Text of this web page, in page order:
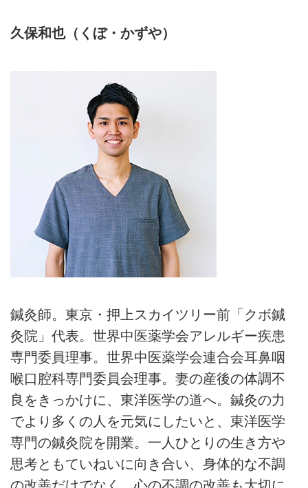
久保和也（くぼ・かずや）
鍼灸師。東京・押上スカイツリー前「クボ鍼
灸院」代表。世界中医薬学会アレルギー疾患
専門委員理事。世界中医薬学会連合会耳鼻咽
喉口腔科専門委員会理事。妻の産後の体調不
良をきっかけに、東洋医学の道へ。鍼灸の力
でより多くの人を元気にしたいと、東洋医学
専門の鍼灸院を開業。一人ひとりの生き方や
思考ともていねいに向き合い、身体的な不調